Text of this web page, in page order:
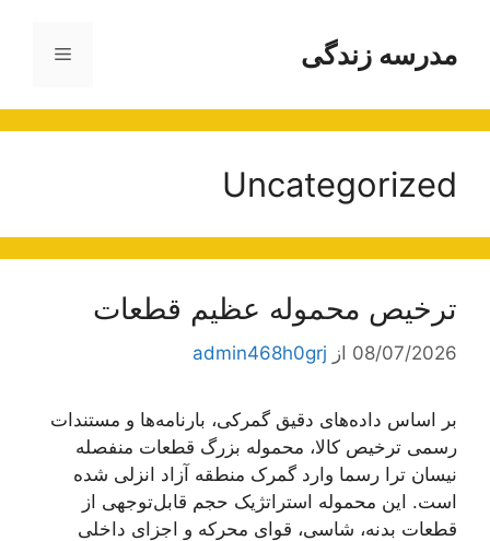
محتوامدرسه زندگی فهرست
Uncategorized
ترخیص محموله عظیم قطعات
08/07/2026 از admin468h0grj
بر اساس داده‌های دقیق گمرکی، بارنامه‌ها و مستندات
رسمی ترخیص کالا، محموله بزرگ قطعات منفصله
نیسان ترا رسما وارد گمرک منطقه آزاد انزلی شده
است. این محموله استراتژیک حجم قابل‌توجهی از
قطعات بدنه، شاسی، قوای محرکه و اجزای داخلی